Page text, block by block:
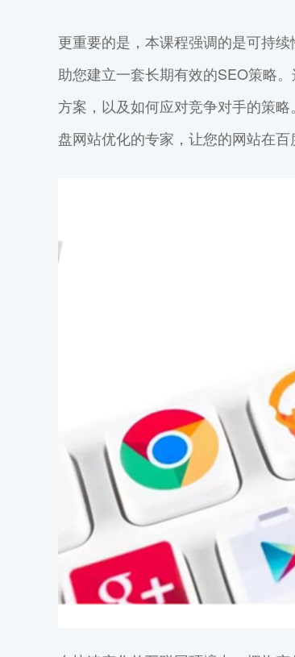
更重要的是，本课程强调的是可持
助您建立一套长期有效的SEO策略
方案，以及如何应对竞争对手的策
盘网站优化的专家，让您的网站在